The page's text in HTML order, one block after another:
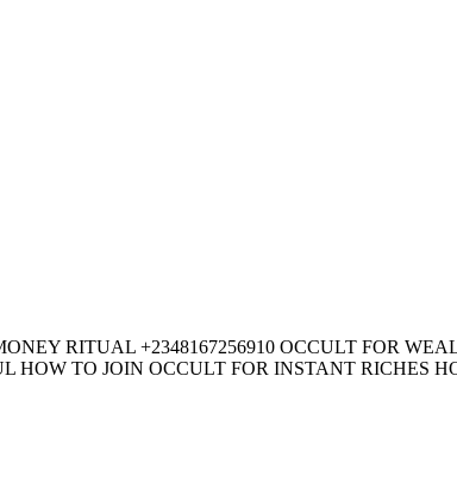
RITUAL +2348167256910 OCCULT FOR
HOW TO JOIN OCCULT FOR INSTANT RICHES